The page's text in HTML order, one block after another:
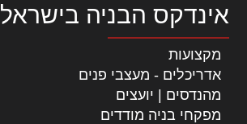
אינדקס הבניה בישראל
מקצועות
אדריכלים - מעצבי פנים
מהנדסים | יועצים
מפקחי בניה מודדים